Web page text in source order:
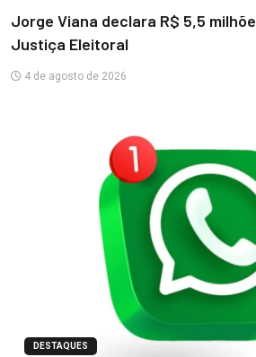
Jorge Viana declara R$ 5,5
Justiça Eleitoral
4 de agosto de 2026
DESTAQUES